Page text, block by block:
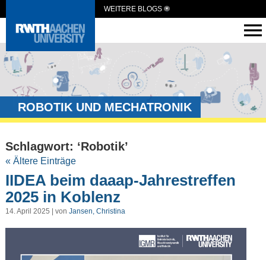
WEITERE BLOGS
ROBOTIK UND MECHATRONIK
Schlagwort: ‘Robotik’
« Ältere Einträge
IIDEA beim daaap-Jahrestreffen
2025 in Koblenz
14. April 2025 | von Jansen, Christina